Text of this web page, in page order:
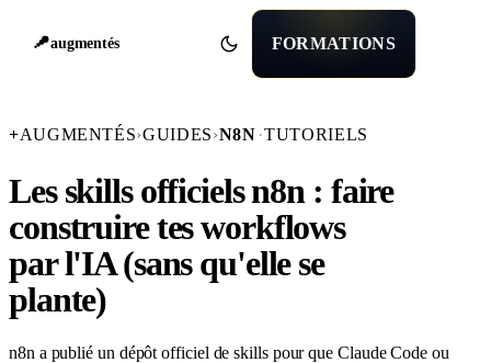
augmentés FORMATIONS
+AUGMENTÉS›GUIDES›N8N ·TUTORIELS
Les skills officiels n8n : faire
construire tes workflows
par l'IA (sans qu'elle se
plante)
n8n a publié un dépôt officiel de skills pour que Claude Code ou